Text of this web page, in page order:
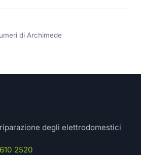
di Archimede
degli elettrodomestici
2520